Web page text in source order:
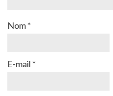
Nom*
E-mail *